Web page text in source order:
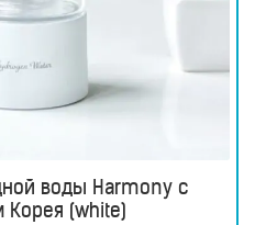
воды Harmony с
Корея (white)